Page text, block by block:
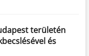
területén
és